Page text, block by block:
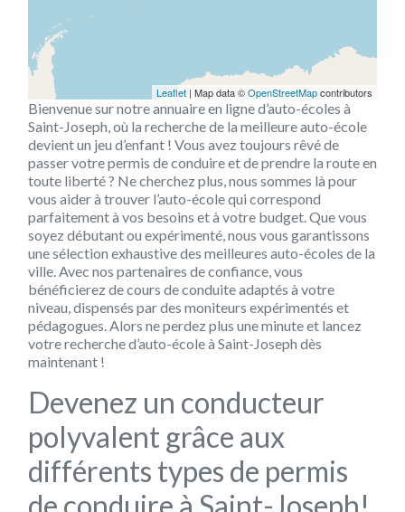
Leaflet | Map data ©OpenStreetMapcontributors
Bienvenue sur notre annuaire en ligne d’auto-écoles à
Saint-Joseph, où la recherche de la meilleure auto-école
devient un jeu d’enfant ! Vous avez toujours rêvé de
passer votre permis de conduire et de prendre la route en
toute liberté ? Ne cherchez plus, nous sommes là pour
vous aider à trouver l’auto-école qui correspond
parfaitement à vos besoins et à votre budget. Que vous
soyez débutant ou expérimenté, nous vous garantissons
une sélection exhaustive des meilleures auto-écoles de la
ville. Avec nos partenaires de confiance, vous
bénéficierez de cours de conduite adaptés à votre
niveau, dispensés par des moniteurs expérimentés et
pédagogues. Alors ne perdez plus une minute et lancez
votre recherche d’auto-école à Saint-Joseph dès
maintenant !
Devenez un conducteur
polyvalent grâce aux
différents types de permis